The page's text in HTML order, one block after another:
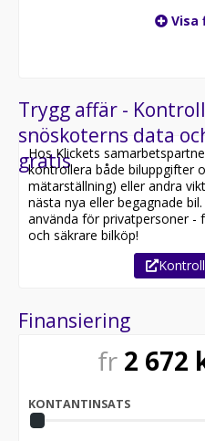
Visa
Trygg affär -
snöskoterns data
gratis
Hos Klickets
kontrollera både biluppgifter
mätarställning) eller andra
nästa nya eller begagnade
använda för privatpersoner -
och säkrare bilköp!
Finansiering
fr 2 672
KONTANTINSATS